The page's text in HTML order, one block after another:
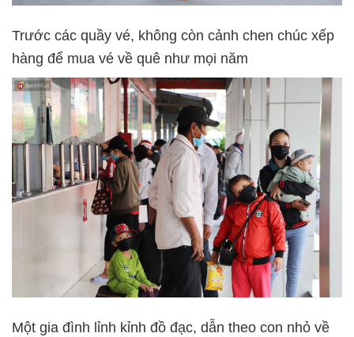
Trước các quầy vé, không còn cảnh chen chúc xếp
hàng để mua vé về quê như mọi năm
Một gia đình lỉnh kỉnh đồ đạc, dẫn theo con nhỏ về